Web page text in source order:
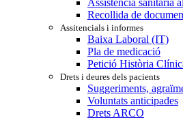
Assistència sanitària
Recollida de
Assitencials i informes
Baixa Laboral (IT)
Pla de medicació
Petició Història
Drets i deures dels pacients
Suggeriments,
Voluntats anticipades
Drets ARCO